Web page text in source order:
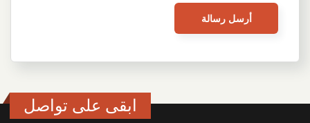
ابقى على تواصل